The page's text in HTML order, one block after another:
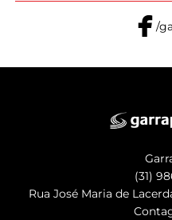
/
(31)
Rua José Maria de